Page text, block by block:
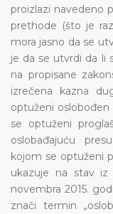
proizlazi navedeno
prethode (što je
mora jasno da se
je da se utvrdi da li
na propisane
izrečena kazna
optuženi
se optuženi
oslobađajuću
kojom se optuženi
ukazuje na stav
novembra 2015.
znači termin